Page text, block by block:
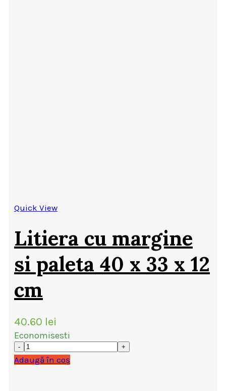
Quick View
Litiera cu margine
si paleta 40 x 33 x 12
cm
40.60 lei
Economisesti
Adaugă în coș